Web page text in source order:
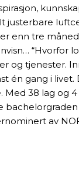
justerbare
enn tre
“Hvorfor
og tjenester.
én gang i livet.
38 lag og
av